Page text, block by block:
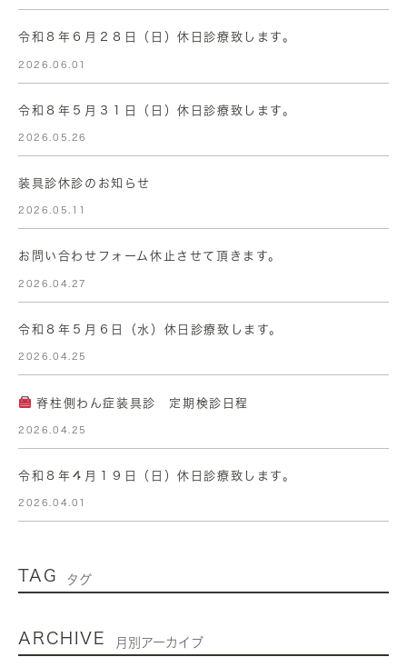
令和８年６月２８日（日）休日診療致します。
2026.06.01
令和８年５月３１日（日）休日診療致します。
2026.05.26
装具診休診のお知らせ
2026.05.11
お問い合わせフォーム休止させて頂きます。
2026.04.27
令和８年５月６日（水）休日診療致します。
2026.04.25
脊柱側わん症装具診 定期検診日程
2026.04.25
令和８年４月１９日（日）休日診療致します。
2026.04.01
TAG タグ
ARCHIVE 月別アーカイブ